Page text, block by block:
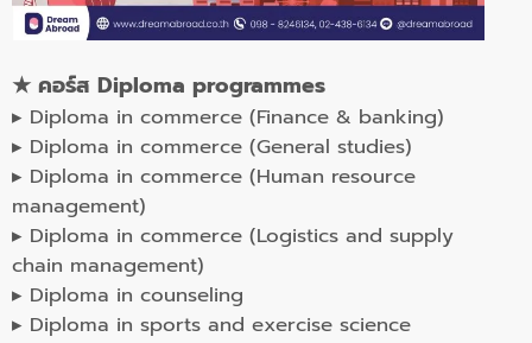
★ คอร์ส Diploma programmes
▸ Diploma in commerce (Finance & banking)
▸ Diploma in commerce (General studies)
▸ Diploma in commerce (Human resource
management)
▸ Diploma in commerce (Logistics and supply
chain management)
▸ Diploma in counseling
▸ Diploma in sports and exercise science